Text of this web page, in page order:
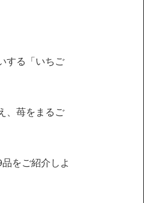
する「いちご
、苺をまるご
をご紹介しよ